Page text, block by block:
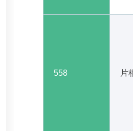
558 片